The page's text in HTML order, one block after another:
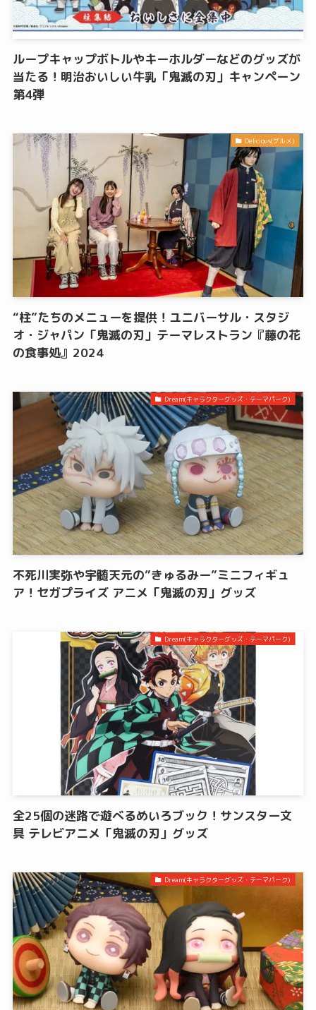
ループキャップボトルやキーホルダーなどのグッズが
当たる！明治おいしい牛乳「鬼滅の刃」キャンペーン
第4弾
Delicious(グルメ)
“柱”たちのメニューを提供！ユニバーサル・スタジ
オ・ジャパン「鬼滅の刃」テーマレストラン『藤の花
の食事処』2024
Dream(キャラクターグッズ・テーマパーク)
不死川実弥や宇髄天元の”きゅるみー”ミニフィギュ
ア！セガプライズ アニメ「鬼滅の刃」グッズ
Dream(キャラクターグッズ・テーマパーク)
全25個の迷路で遊べるめいろブック！サンスター文
具 テレビアニメ「鬼滅の刃」グッズ
Dream(キャラクターグッズ・テーマパーク)